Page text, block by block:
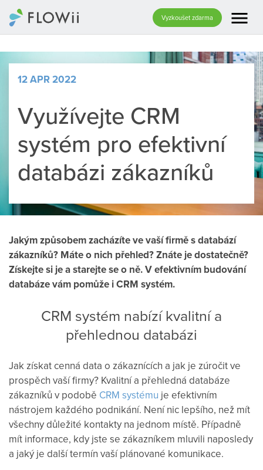
Vyzkoušet zdarma menu
12 APR 2022
Využívejte CRM
systém pro efektivní
databázi zákazníků
Jakým způsobem zacházíte ve vaší firmě s databází
zákazníků? Máte o nich přehled? Znáte je dostatečně?
Získejte si je a starejte se o ně. V efektivním budování
databáze vám pomůže i CRM systém.
CRM systém nabízí kvalitní a
přehlednou databázi
Jak získat cenná data o zákaznících a jak je zúročit ve
prospěch vaší firmy? Kvalitní a přehledná databáze
zákazníků v podobě CRM systému je efektivním
nástrojem každého podnikání. Není nic lepšího, než mít
všechny důležité kontakty na jednom místě. Případně
mít informace, kdy jste se zákazníkem mluvili naposledy
a jaký je další termín vaší plánované komunikace.